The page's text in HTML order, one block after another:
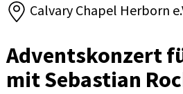
Calvary Chapel Herborn
Adventskonzert
mit Sebastian